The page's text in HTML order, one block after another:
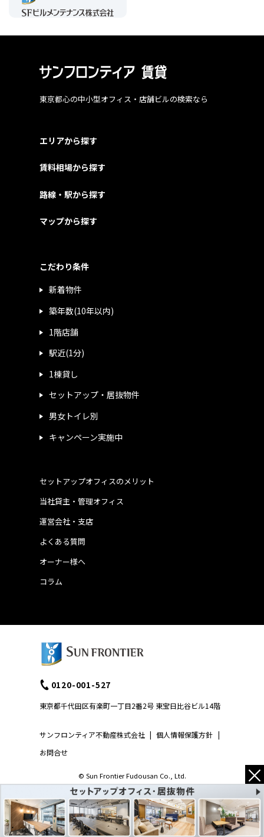
東京都心の中小型オフィス・店舗ビルの検索なら
エリアから探す
賃料相場から探す
路線・駅から探す
マップから探す
こだわり条件
新着物件
築年数(10年以内)
1階店舗
駅近(1分)
1棟貸し
セットアップ・居抜物件
男女トイレ別
キャンペーン実施中
運営会社・支店
よくある質問
当社貸主・管理オフィス
オーナー様へ
コラム
セットアップオフィスのメリット
サンフロンティア不動産株式会社 | 個人情報保護方針 |
お問合せ
0120-001-527
東京都千代田区有楽町一丁目2番2号 東宝日比谷ビル14階
© Sun Frontier Fudousan Co., Ltd. ×